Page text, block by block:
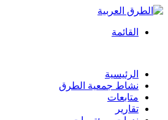
القائمة
الرئيسية
نشاط جمعية الطرق
متابعات
تقارير